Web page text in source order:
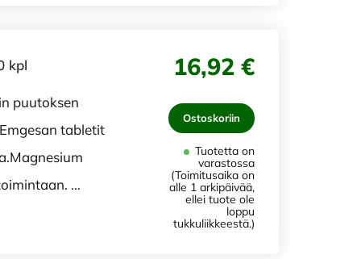
kpl
puutoksen
tabletit
…
16,92 €
Ostoskoriin
Tuotetta on
varastossa
(Toimitusaika on
alle 1 arkipäivää,
ellei tuote ole
loppu
tukkuliikkeestä.)